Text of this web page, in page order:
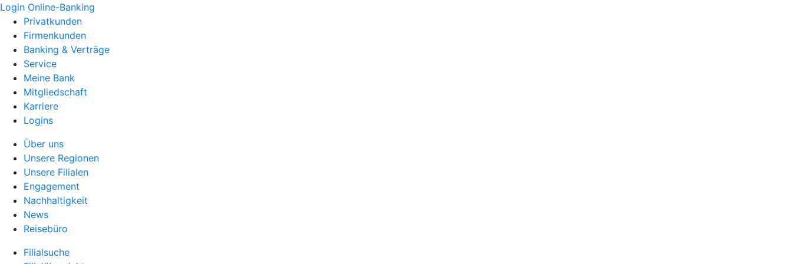
Login Online-Banking
Privatkunden
Firmenkunden
Banking & Verträge
Service
Meine Bank
Mitgliedschaft
Karriere
Logins
Über uns
Unsere Regionen
Unsere Filialen
Engagement
Nachhaltigkeit
News
Reisebüro
Filialsuche